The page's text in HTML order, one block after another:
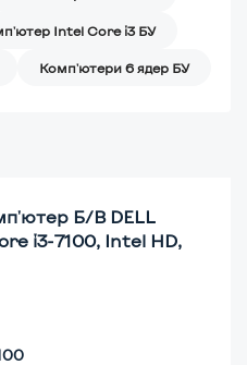
Intel Core i3 БУ
Комп'ютери 6 ядер БУ
Б/В DELL
i3-7100, Intel HD,